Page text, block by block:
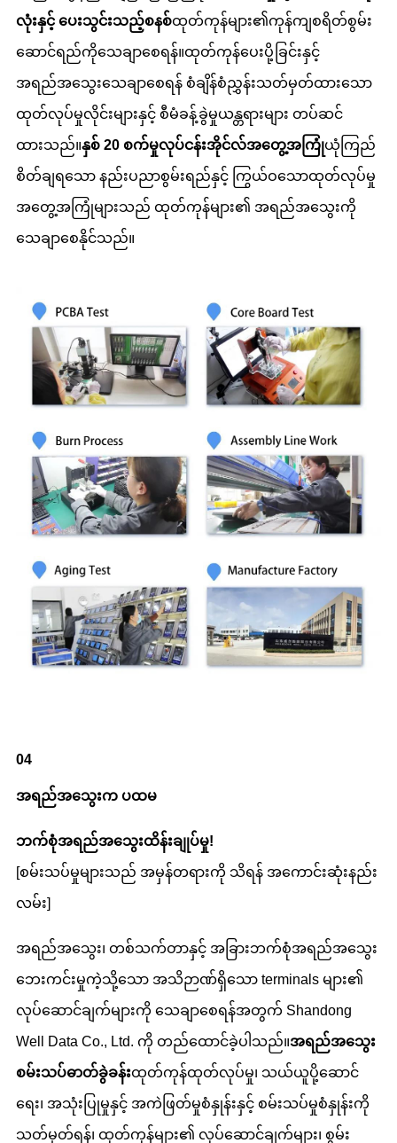
လုံးနှင့် ပေးသွင်းသည့်စနစ်ထုတ်ကုန်များ၏ကုန်ကျစရိတ်စွမ်း
ဆောင်ရည်ကိုသေချာစေရန်။ထုတ်ကုန်ပေးပို့ခြင်းနှင့်
အရည်အသွေးသေချာစေရန် စံချိန်စံညွှန်းသတ်မှတ်ထားသော
ထုတ်လုပ်မှုလိုင်းများနှင့် စီမံခန့်ခွဲမှုယန္တရားများ တပ်ဆင်
ထားသည်။နှစ် 20 စက်မှုလုပ်ငန်းအိုင်လ်အတွေ့အကြုံယုံကြည်
စိတ်ချရသော နည်းပညာစွမ်းရည်နှင့် ကြွယ်ဝသောထုတ်လုပ်မှု
အတွေ့အကြုံများသည် ထုတ်ကုန်များ၏ အရည်အသွေးကို
သေချာစေနိုင်သည်။
04
အရည်အသွေးက ပထမ
ဘက်စုံအရည်အသွေးထိန်းချုပ်မှု!
[စမ်းသပ်မှုများသည် အမှန်တရားကို သိရန် အကောင်းဆုံးနည်း
လမ်း]
အရည်အသွေး၊ တစ်သက်တာနှင့် အခြားဘက်စုံအရည်အသွေး
ဘေးကင်းမှုကဲ့သို့သော အသိဉာဏ်ရှိသော terminals များ၏
လုပ်ဆောင်ချက်များကို သေချာစေရန်အတွက် Shandong
Well Data Co., Ltd. ကို တည်ထောင်ခဲ့ပါသည်။အရည်အသွေး
စမ်းသပ်ဓာတ်ခွဲခန်းထုတ်ကုန်ထုတ်လုပ်မှု၊ သယ်ယူပို့ဆောင်
ရေး၊ အသုံးပြုမှုနှင့် အကဲဖြတ်မှုစံနှုန်းနှင့် စမ်းသပ်မှုစံနှုန်းကို
သတ်မှတ်ရန်၊ ထုတ်ကုန်များ၏ လုပ်ဆောင်ချက်များ၊ စွမ်း